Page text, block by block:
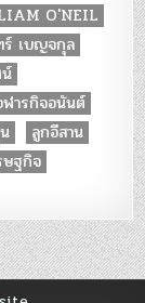
O'NEIL
ร์ เบญจกุล
ารกิจอนันต์
ลูกอีสาน
ษฐกิจ